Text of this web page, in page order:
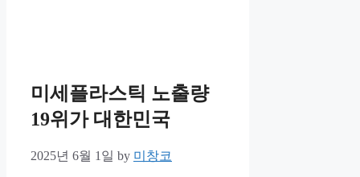
미세플라스틱 노출량
19위가 대한민국
2025년 6월 1일 by 미창코